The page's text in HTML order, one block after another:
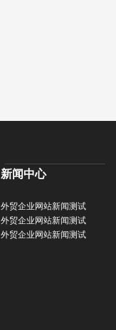
新闻中心
外贸企业网站新闻测试
外贸企业网站新闻测试
外贸企业网站新闻测试